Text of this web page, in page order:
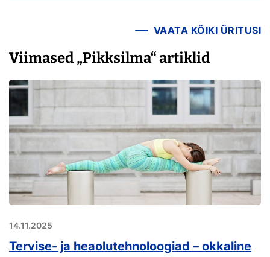
VAATA KÕIKI ÜRITUSI
Viimased „Pikksilma“ artiklid
14.11.2025
Tervise- ja heaolutehnoloogiad – okkaline